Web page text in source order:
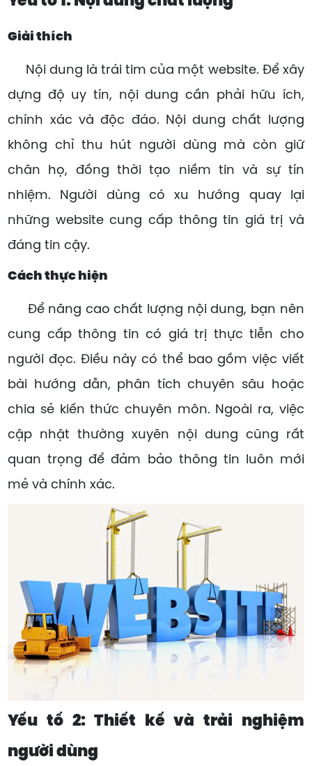
Giải thích
Nội dung là trái tim của một website. Để xây
dựng độ uy tín, nội dung cần phải hữu ích,
chính xác và độc đáo. Nội dung chất lượng
không chỉ thu hút người dùng mà còn giữ
chân họ, đồng thời tạo niềm tin và sự tín
nhiệm. Người dùng có xu hướng quay lại
những website cung cấp thông tin giá trị và
đáng tin cậy.
Cách thực hiện
Để nâng cao chất lượng nội dung, bạn nên
cung cấp thông tin có giá trị thực tiễn cho
người đọc. Điều này có thể bao gồm việc viết
bài hướng dẫn, phân tích chuyên sâu hoặc
chia sẻ kiến thức chuyên môn. Ngoài ra, việc
cập nhật thường xuyên nội dung cũng rất
quan trọng để đảm bảo thông tin luôn mới
mẻ và chính xác.
Yếu tố 2: Thiết kế và trải nghiệm
người dùng